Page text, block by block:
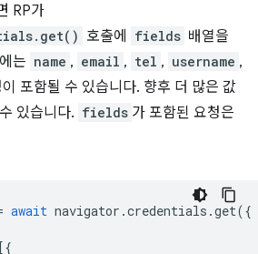
RP가
호출에 fields 배열을
는 name , email , tel , username ,
포함될 수 있습니다. 향후 더 많은 값
있습니다. fields 가 포함된 요청은
await navigator .credentials .get({
[{